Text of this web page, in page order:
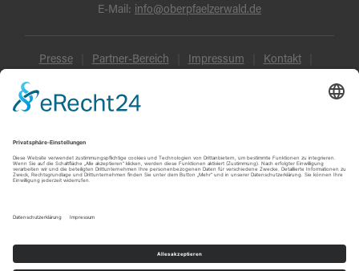
E-Mail: info@oberpfaelzerwald.de
Presse Partner-Bereich Impressum Kontakt
Datenschutz